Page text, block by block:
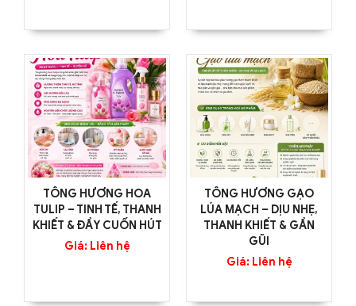
TÔNG HƯƠNG HOA
TULIP – TINH TẾ, THANH
KHIẾT & ĐẦY CUỐN HÚT
Giá: Liên hệ
TÔNG HƯƠNG GẠO
LÚA MẠCH – DỊU NHẸ,
THANH KHIẾT & GẦN
GŨI
Giá: Liên hệ